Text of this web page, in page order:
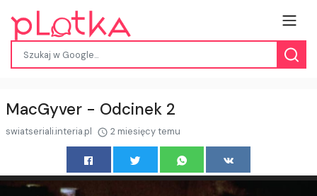
MacGyver - Odcinek 2
swiatseriali.interia.pl 2 miesięcy temu